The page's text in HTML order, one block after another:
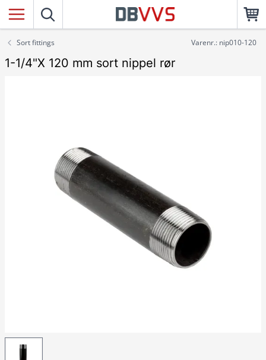
Sort fittings Varenr.: nip010-120
1-1/4"X 120 mm sort nippel rør